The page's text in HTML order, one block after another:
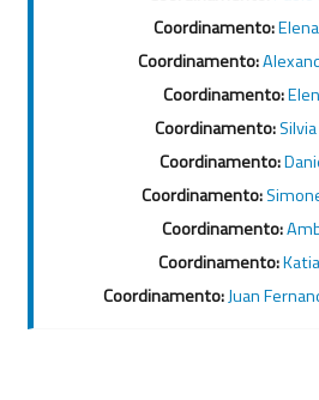
Coordinamento:
Coordinamento:
Coordinamento:
Coordinamento:
Coordinamento:
Coordinamento:
Coordinamento:
Coordinamento:
Coordinamento:Juan